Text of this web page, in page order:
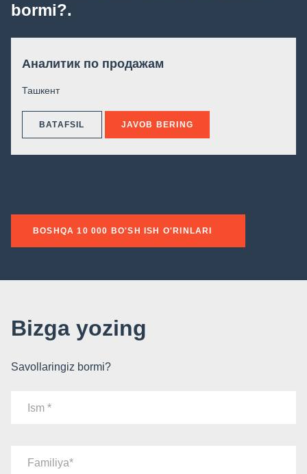
bormi?.
Аналитик по продажам
Ташкент
BATAFSIL JAVOB BERING
BOSHQA 10 000 BO'SH ISH O'RINLARI
Bizga yozing
Savollaringiz bormi?
Ism
Familiya